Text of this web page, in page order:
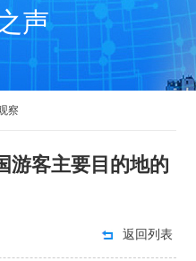
声
察
游客主要目的地的
返回列表